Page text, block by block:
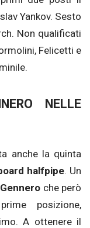
Yankov. Sesto
Non qualificati
Felicetti e
NELLE
anche la quinta
halfpipe. Un
che però
posizione,
A ottenere il